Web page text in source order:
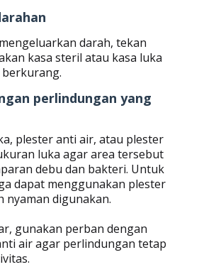
darah, tekan
kasa steril atau kasa luka
perlindungan yang
plester anti air, atau plester
luka agar area tersebut
debu dan bakteri. Untuk
dapat menggunakan plester
nyaman digunakan.
gunakan perban dengan
air agar perlindungan tetap